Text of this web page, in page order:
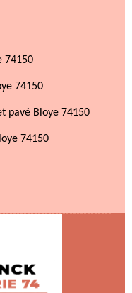
74150
74150
pavé Bloye 74150
74150